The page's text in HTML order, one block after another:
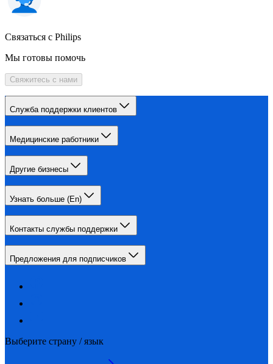
Связаться с Philips
Мы готовы помочь
Свяжитесь с нами
Служба поддержки клиентов
Медицинские работники
Другие бизнесы
Узнать больше (En)
Контакты службы поддержки
Предложения для подписчиков
Выберите страну / язык